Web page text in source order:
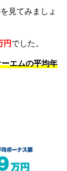
見てみましょ
円 でした。
エムの平均年